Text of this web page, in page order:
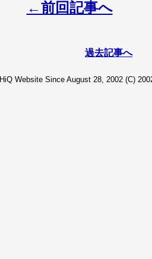
←前回記事へ
過去記事へ
HiQ Website Since August 28, 2002 (C)